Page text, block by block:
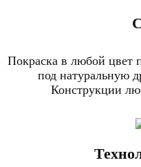
Покраска в любой цвет
под натуральную
Конструкции